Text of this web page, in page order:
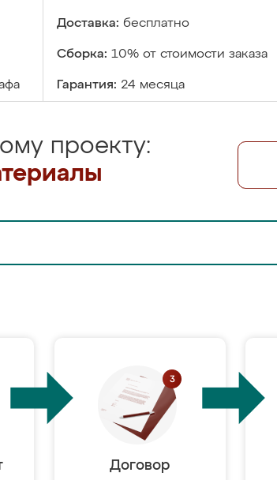
Доставка: бесплатно
Сборка: 10% от стоимости заказа
Гарантия: 24 месяца
проекту:
Договор